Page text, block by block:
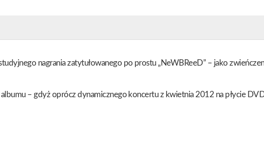
nagrania zatytułowanego po prostu „NeWBReeD” – jako
– gdyż oprócz dynamicznego koncertu z kwietnia 2012 na płycie